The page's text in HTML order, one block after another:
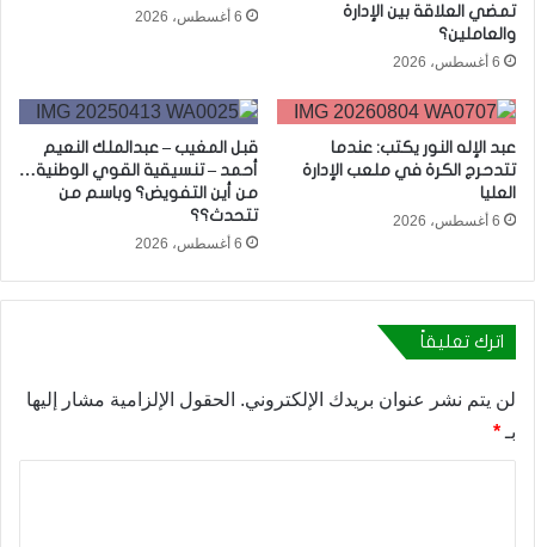
تمضي العلاقة بين الإدارة
والعاملين؟
6 أغسطس، 2026
6 أغسطس، 2026
عبد الإله النور يكتب: عندما
تتدحرج الكرة في ملعب الإدارة
العليا
6 أغسطس، 2026
قبل المغيب – عبدالملك النعيم
أحمد – تنسيقية القوي الوطنية…
من أين التفويض؟ وباسم من
تتحدث؟؟
6 أغسطس، 2026
اترك تعليقاً
لن يتم نشر عنوان بريدك الإلكتروني. الحقول الإلزامية مشار إليها
بـ *